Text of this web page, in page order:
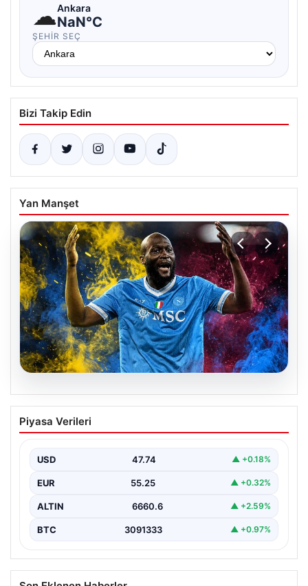
☁Ankara
NaN°C
ŞEHIR SEÇ
Bizi Takip Edin
Yan Manşet
Fenerbahçe’nin İstediği Lukaku’yu
Trabzonspor da Takip Ediyor: Yeni
İtalya Serie A’da Napoli forması giyen ve takımda
Piyasa Verileri
USD 47.74 ▲ +0.18%
EUR 55.25 ▲ +0.32%
ALTIN 6660.6 ▲ +2.59%
BTC 3091333 ▲ +0.97%